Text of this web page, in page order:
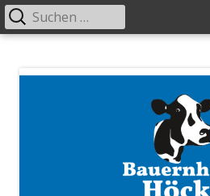
zum
Primäres
Suche
nach: